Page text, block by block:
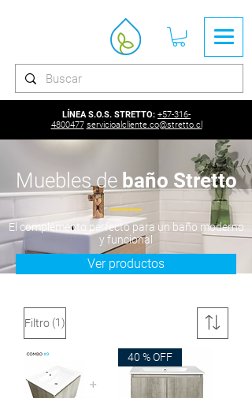
LÍNEA S.O.S. STRETTO: +57-316-
4800477 servicioalcliente.co@stretto.cl
Muebles de baño Stretto
El complemento perfecto para un baño moderno
y funcional
Ver productos
Filtro (1)
40 % OFF